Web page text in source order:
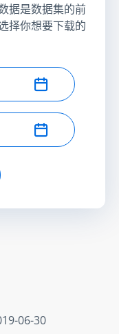
据是数据集的前
择你想要下载的
06-30